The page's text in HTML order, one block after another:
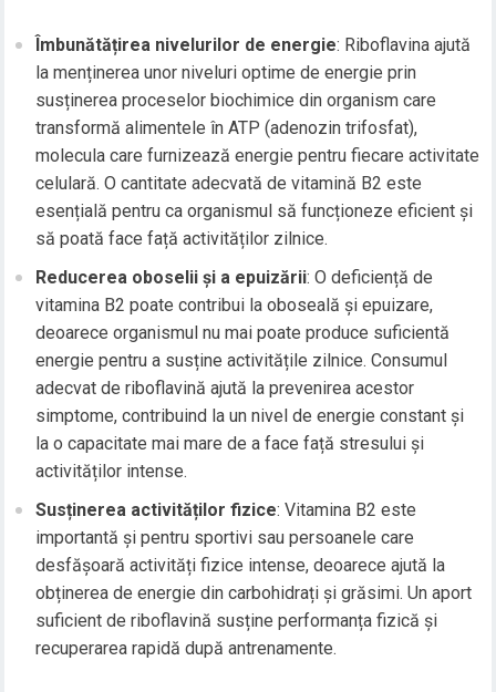
Îmbunătățirea nivelurilor de energie: Riboflavina ajută
la menținerea unor niveluri optime de energie prin
susținerea proceselor biochimice din organism care
transformă alimentele în ATP (adenozin trifosfat),
molecula care furnizează energie pentru fiecare activitate
celulară. O cantitate adecvată de vitamină B2 este
esențială pentru ca organismul să funcționeze eficient și
să poată face față activităților zilnice.
Reducerea oboselii și a epuizării: O deficiență de
vitamina B2 poate contribui la oboseală și epuizare,
deoarece organismul nu mai poate produce suficientă
energie pentru a susține activitățile zilnice. Consumul
adecvat de riboflavină ajută la prevenirea acestor
simptome, contribuind la un nivel de energie constant și
la o capacitate mai mare de a face față stresului și
activităților intense.
Susținerea activităților fizice: Vitamina B2 este
importantă și pentru sportivi sau persoanele care
desfășoară activități fizice intense, deoarece ajută la
obținerea de energie din carbohidrați și grăsimi. Un aport
suficient de riboflavină susține performanța fizică și
recuperarea rapidă după antrenamente.